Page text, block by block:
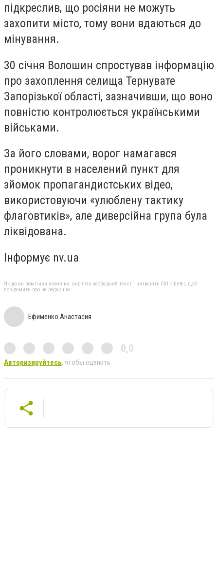
підкреслив, що росіяни не можуть
захопити місто, тому вони вдаються до
мінування.
30 січня Волошин спростував інформацію
про захоплення селища Тернувате
Запорізької області, зазначивши, що воно
повністю контролюється українськими
військами.
За його словами, ворог намагався
проникнути в населений пункт для
зйомок пропагандистських відео,
використовуючи «улюблену тактику
флаговтиків», але диверсійна група була
ліквідована.
Інформує nv.ua
Якщо ви помітили помилку, виділіть необхідний текст і натисніть Ctrl + Enter, щоб
повідомити про це редакцію
Ефименко Анастасия
0,0
Авторизируйтесь, чтобы оценить